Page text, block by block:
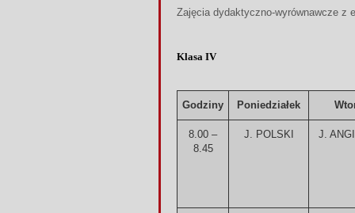
Zajęcia dydaktyczno-wyrównawcze z
Klasa IV
Godziny Poniedziałek
8.00 –
8.45
J. POLSKI J.